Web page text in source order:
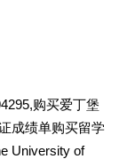
购买爱丁堡
成绩单购买留学
University of